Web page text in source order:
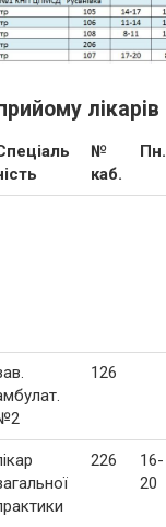
лікарів
№
каб.
Пн.
126
226
16-
20